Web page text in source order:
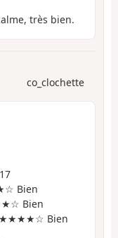
très bien.
co_clochette
Bien
Bien
Bien